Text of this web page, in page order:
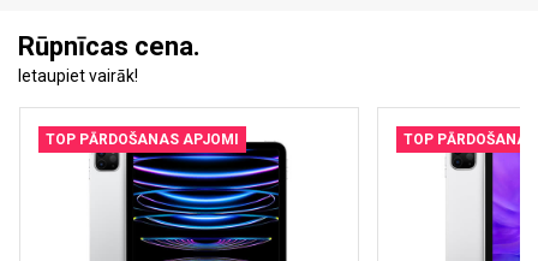
Rūpnīcas cena.
Ietaupiet vairāk!
TOP PĀRDOŠANAS APJOMI TOP